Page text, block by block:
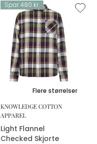
Spar 480 kr.
Flere størrelser
KNOWLEDGE COTTON
APPAREL
Light Flannel
Checked Skjorte